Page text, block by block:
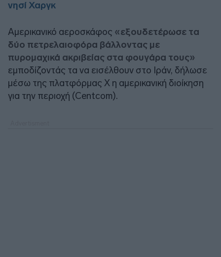
νησί Χαργκ
Αμερικανικό αεροσκάφος «εξουδετέρωσε τα
δύο πετρελαιοφόρα βάλλοντας με
πυρομαχικά ακριβείας στα φουγάρα τους»
εμποδίζοντάς τα να εισέλθουν στο Ιράν, δήλωσε
μέσω της πλατφόρμας Χ η αμερικανική διοίκηση
για την περιοχή (Centcom).